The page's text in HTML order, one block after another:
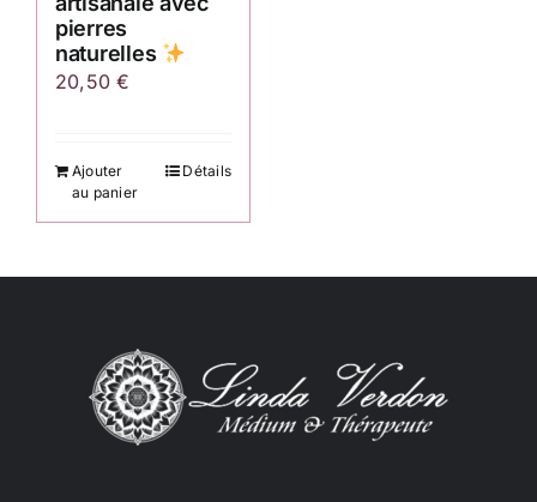
pierres
naturelles
20,50€
Ajouter
au panier
Détails